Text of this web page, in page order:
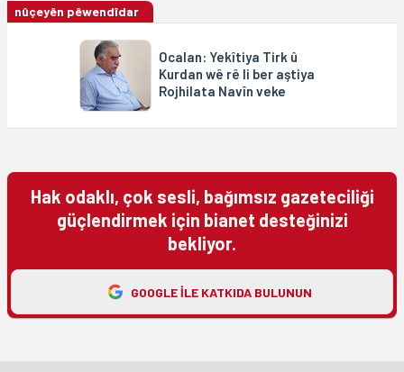
nûçeyên pêwendîdar
Ocalan: Yekîtiya Tirk û
Kurdan wê rê li ber aştiya
Rojhilata Navîn veke
Hak odaklı, çok sesli, bağımsız gazeteciliği
güçlendirmek için bianet desteğinizi
bekliyor.
GOOGLE ILE KATKIDA BULUNUN